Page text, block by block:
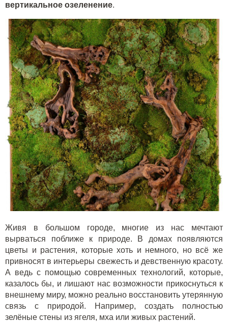
вертикальное озеленение.
Живя в большом городе, многие из нас мечтают
вырваться поближе к природе. В домах появляются
цветы и растения, которые хоть и немного, но всё же
привносят в интерьеры свежесть и девственную красоту.
А ведь с помощью современных технологий, которые,
казалось бы, и лишают нас возможности прикоснуться к
внешнему миру, можно реально восстановить утерянную
связь с природой. Например, создать полностью
зелёные стены из ягеля, мха или живых растений.